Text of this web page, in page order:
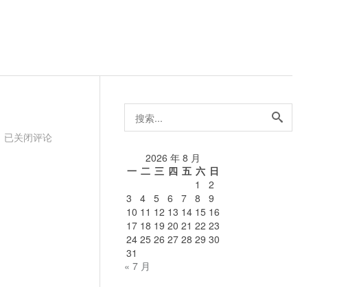
18
已关闭评论
搜
索...
2026 年 8 月
一 二 三 四 五 六 日
1
2
3
4 5 6 7 8
9
10 11 12 13 14 15 16
17 18 19 20 21 22 23
24 25 26 27 28 29 30
31
« 7 月